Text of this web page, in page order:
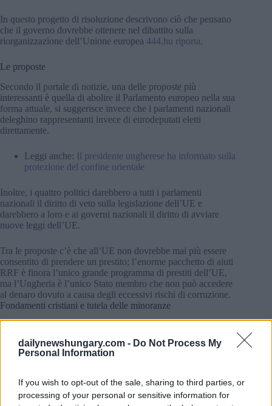
dailynewshungary.com - Do Not Process My
Personal Information
If you wish to opt-out of the sale, sharing to third parties, or
processing of your personal or sensitive information for
In questo progetto di risoluzione descrivono ciò che pensano
che il governo dovrebbe ottenere nel dibattito sulla
riorganizzazione dell’Unione europea 444.hu riporta.
Le proposte
Secondo il portale di notizie, una delle proposte più
interessanti è quella di abolire il Parlamento europeo nella sua
forma attuale, si suggerisce invece che i parlamenti nazionali
deleghino rappresentanti invece di eurodeputati eletti
direttamente.
Leggi anche: Il presidente ungherese ha informato sulla
protezione del confine orientale
Inoltre, i quattro politici darebbero a tutti i parlamenti
nazionali il diritto di veto sulla legislazione dell’UE e
darebbero a loro e ai governi nazionali il diritto di avviare
nuove leggi dell’UE.
Tra le proposte c’è che all’UE non dovrebbe mai più essere
consentito di prendere un prestito; l’enorme pacchetto di aiuti
RRF è finora l’unico grande programma di prestiti dell’UE,
ma l’Ungheria è l’unico Stato membro che non può accedere
al denaro dovuto a causa degli eccessivi rischi di corruzione.
Fondamenti cristiani e tutela delle minoranze
Secondo la proposta dei quattro politici ungheresi, un nuovo
eliminerebbe la clausola “ever closer union” dal testo attuale.
democrazia il ruolo principale del Parlamento europeo
(Eurobarometro)